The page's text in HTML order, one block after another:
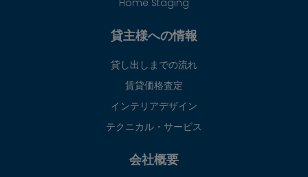
Home Staging
貸主様への情報
貸し出しまでの流れ
賃貸価格査定
インテリアデザイン
テクニカル・サービス
会社概要